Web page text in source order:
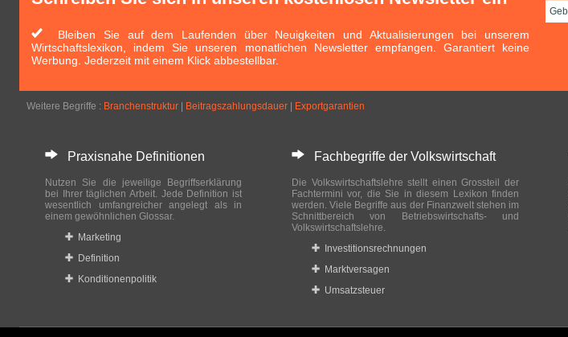
Bleiben Sie auf dem Laufenden über Neuigkeiten und Aktualisierungen bei unserem
Wirtschaftslexikon, indem Sie unseren monatlichen Newsletter empfangen. Garantiert keine
Werbung. Jederzeit mit einem Klick abbestellbar.
Weitere Begriffe : Branchenstruktur Beitragszahlungsdauer Exportgarantien
Praxisnahe Definitionen
Nutzen Sie die jeweilige Begriffserklärung
bei Ihrer täglichen Arbeit. Jede Definition ist
wesentlich umfangreicher angelegt als in
einem gewöhnlichen Glossar.
Marketing
Definition
Konditionenpolitik
Fachbegriffe der Volkswirtschaft
Die Volkswirtschaftslehre stellt einen Grossteil der
Fachtermini vor, die Sie in diesem Lexikon finden
werden. Viele Begriffe aus der Finanzwelt stehen im
Schnittbereich von Betriebswirtschafts- und
Volkswirtschaftslehre.
Investitionsrechnungen
Marktversagen
Umsatzsteuer